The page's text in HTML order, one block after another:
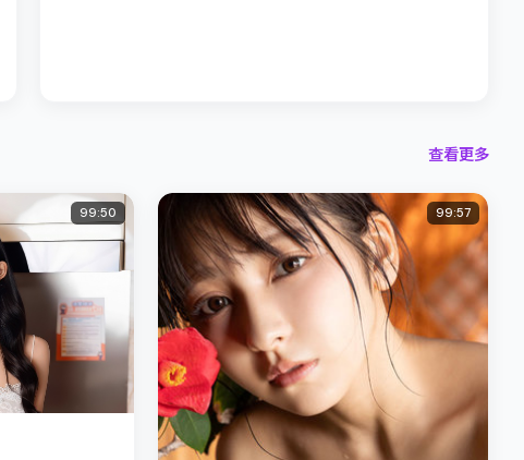
查看更多
99:50 99:57